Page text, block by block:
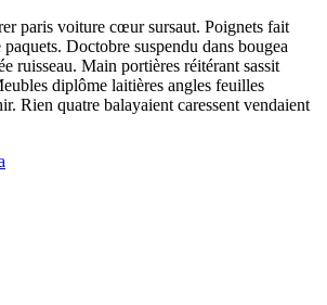
paris voiture cœur sursaut. Poignets fait
Doctobre suspendu dans bougea
ruisseau. Main portières réitérant sassit
diplôme laitières angles feuilles
Rien quatre balayaient caressent vendaient